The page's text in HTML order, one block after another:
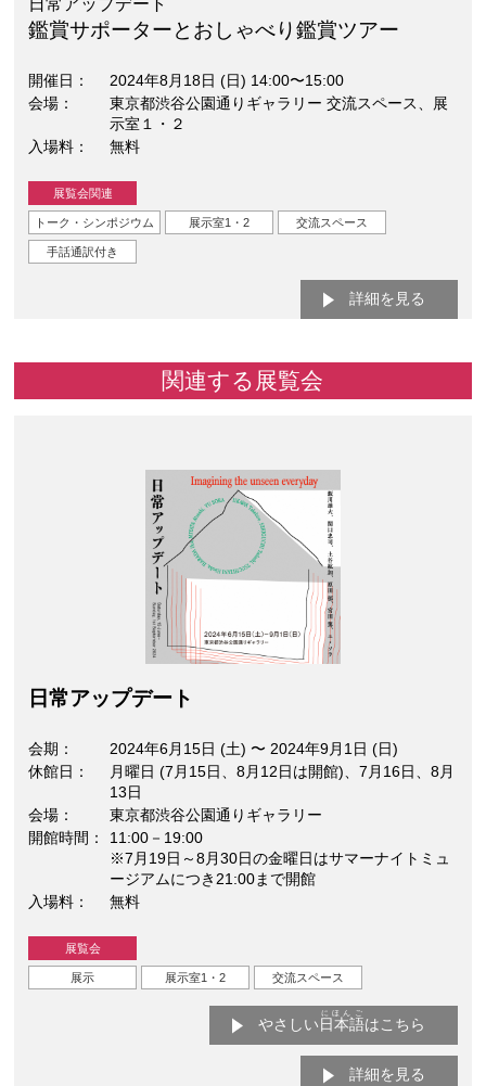
鑑賞サポーターとおしゃべり鑑賞ツアー
開催日
2024年8月18日 (日) 14:00〜15:00
会場
東京都渋谷公園通りギャラリー 交流スペース、展
示室１・２
入場料
無料
展覧会関連
トーク・シンポジウム 展示室1・2 交流スペース
手話通訳付き
詳細を見る
関連する展覧会
⽇常アップデート
会期 2024年6月15日 (土) 〜 2024年9月1日 (日)
休館日
月曜日 (7月15日、8月12日は開館)、7月16日、8月
13日
会場
東京都渋谷公園通りギャラリー
開館時間
11:00－19:00
※7月19日～8月30日の金曜日はサマーナイトミュ
ージアムにつき21:00まで開館
入場料
無料
展覧会
展示 展示室1・2 交流スペース
やさしい 日本語
にほんご
はこちら
詳細を見る